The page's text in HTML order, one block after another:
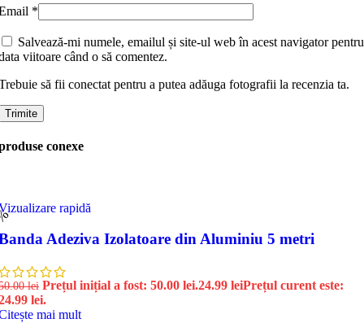
*
Salvează-mi numele, emailul și site-ul web în acest navigator pentru
viitoare când o să comentez.
să fii conectat pentru a putea adăuga fotografii la recenzia ta.
conexe
rapidă
Adeziva Izolatoare din Aluminiu 5 metri
lei Prețul inițial a fost: 50.00 lei.24.99 leiPrețul curent este:
lei.
mai mult